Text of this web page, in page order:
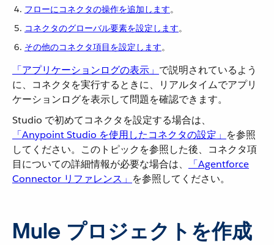
フローにコネクタの操作を追加します​。
コネクタのグローバル要素を設定します​。
その他のコネクタ項目を設定します​。
「アプリケーションログの表示」 ​で説明されているよう
に、コネクタを実行するときに、リアルタイムでアプリ
ケーションログを表示して問題を確認できます。
Studio で初めてコネクタを設定する場合は、​
「Anypoint Studio を使用したコネクタの設定」 ​を参照
してください。このトピックを参照した後、コネクタ項
目についての詳細情報が必要な場合は、​
「Agentforce
Connector リファレンス」 ​を参照してください。
Mule プロジェクトを作成